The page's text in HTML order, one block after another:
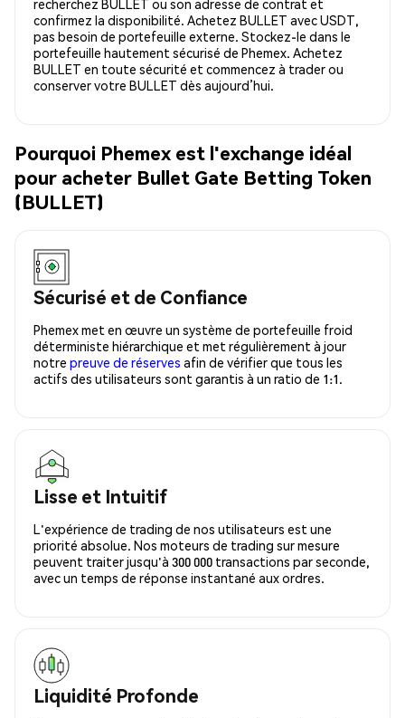
recherchez BULLET ou son adresse de contrat et
confirmez la disponibilité. Achetez BULLET avec USDT,
pas besoin de portefeuille externe. Stockez-le dans le
portefeuille hautement sécurisé de Phemex. Achetez
BULLET en toute sécurité et commencez à trader ou
conserver votre BULLET dès aujourd’hui.
Pourquoi Phemex est l'exchange idéal
pour acheter Bullet Gate Betting Token
(BULLET)
Sécurisé et de Confiance
Phemex met en œuvre un système de portefeuille froid
déterministe hiérarchique et met régulièrement à jour
notre preuve de réserves afin de vérifier que tous les
actifs des utilisateurs sont garantis à un ratio de 1:1.
Lisse et Intuitif
L'expérience de trading de nos utilisateurs est une
priorité absolue. Nos moteurs de trading sur mesure
peuvent traiter jusqu'à 300 000 transactions par seconde,
avec un temps de réponse instantané aux ordres.
Liquidité Profonde